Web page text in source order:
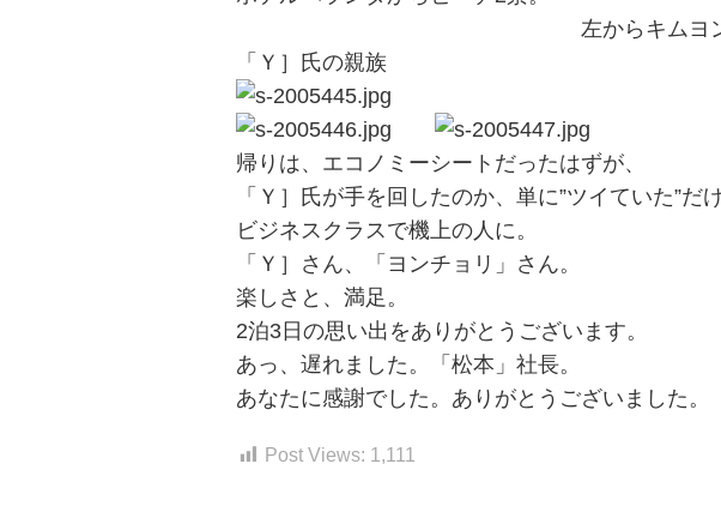
左からキムヨンチョ
「Ｙ］氏の親族
帰りは、エコノミーシートだったはずが、
「Ｙ］氏が手を回したのか、単に”ツイていた”だ
ビジネスクラスで機上の人に。
「Ｙ］さん、「ヨンチョリ」さん。
楽しさと、満足。
2泊3日の思い出をありがとうございます。
あっ、遅れました。「松本」社長。
あなたに感謝でした。ありがとうございました。
Post Views: 1,111